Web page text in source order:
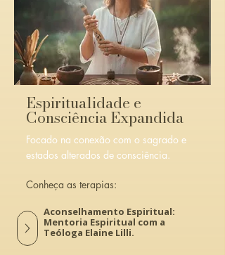
Espiritualidade e
Consciência Expandida
Focado na conexão com o sagrado e
estados alterados de consciência.
Conheça as terapias:
Aconselhamento Espiritual:
Mentoria Espiritual com a
Teóloga Elaine Lilli.